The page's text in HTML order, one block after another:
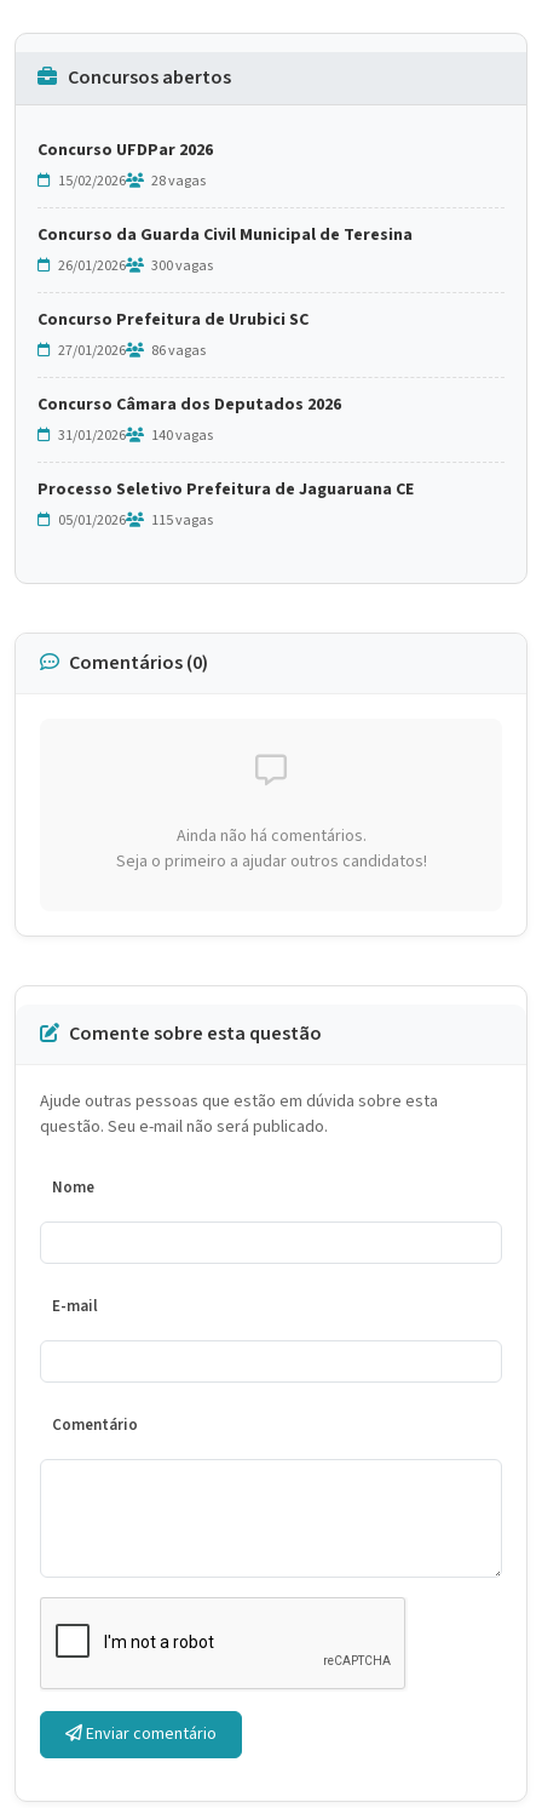
Concursos abertos
Concurso UFDPar 2026
15/02/2026 28 vagas
Concurso da Guarda Civil Municipal de Teresina
26/01/2026 300 vagas
Concurso Prefeitura de Urubici SC
27/01/2026 86 vagas
Concurso Câmara dos Deputados 2026
31/01/2026 140 vagas
Processo Seletivo Prefeitura de Jaguaruana CE
05/01/2026 115 vagas
Comentários (0)
Ainda não há comentários.
Seja o primeiro a ajudar outros candidatos!
Comente sobre esta questão
Ajude outras pessoas que estão em dúvida sobre esta
questão. Seu e-mail não será publicado.
Nome
E-mail
Comentário
Enviar comentário